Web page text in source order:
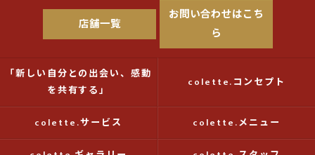
店舗一覧
お問い合わせはこち
ら
「新しい自分との出会い、感動
を共有する」
colette.コンセプト
colette.サービス colette.メニュー